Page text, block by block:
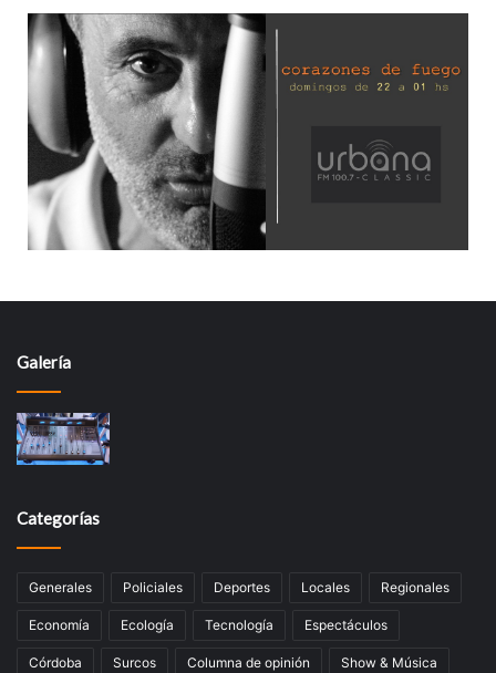
Galería
Categorías
Generales Policiales Deportes Locales Regionales
Economía Ecología Tecnologí­a Espectáculos
Córdoba Surcos Columna de opinión Show & Música